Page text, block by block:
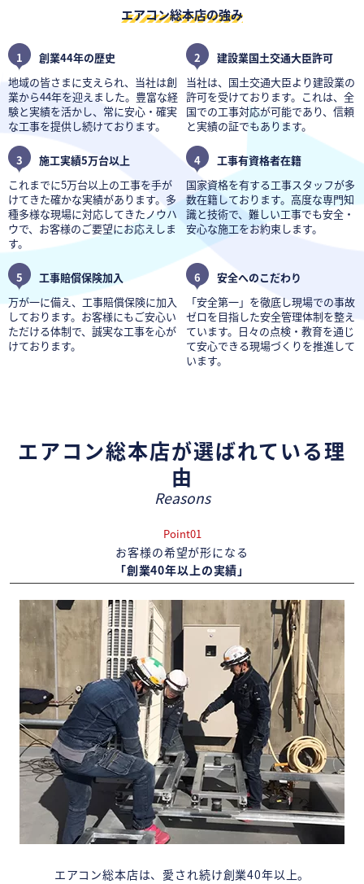
エアコン総本店の強み
1
創業44年の歴史
地域の皆さまに支えられ、当社は創
業から44年を迎えました。豊富な経
験と実績を活かし、常に安心・確実
な工事を提供し続けております。
2
建設業国土交通大臣許可
当社は、国土交通大臣より建設業の
許可を受けております。これは、全
国での工事対応が可能であり、信頼
と実績の証でもあります。
3
施工実績5万台以上
これまでに5万台以上の工事を手が
けてきた確かな実績があります。多
種多様な現場に対応してきたノウハ
ウで、お客様のご要望にお応えしま
す。
4
工事有資格者在籍
国家資格を有する工事スタッフが多
数在籍しております。高度な専門知
識と技術で、難しい工事でも安全・
安心な施工をお約束します。
5
工事賠償保険加入
万が一に備え、工事賠償保険に加入
しております。お客様にもご安心い
ただける体制で、誠実な工事を心が
けております。
6
安全へのこだわり
「安全第一」を徹底し現場での事故
ゼロを目指した安全管理体制を整え
ています。日々の点検・教育を通じ
て安心できる現場づくりを推進して
います。
エアコン総本店が選ばれている理
由
Reasons
Point01
お客様の希望が形になる
「創業40年以上の実績」
エアコン総本店は、愛され続け創業40年以上。